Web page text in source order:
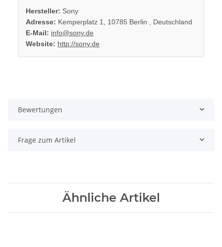
Hersteller: Sony
Adresse: Kemperplatz 1, 10785 Berlin , Deutschland
E-Mail: info@sony.de
Website: http://sony.de
Bewertungen
Frage zum Artikel
Ähnliche Artikel